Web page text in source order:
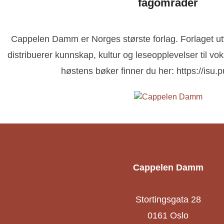
Kommunikasjonsansvarlig barnebøker +
fagområder
Cappelen Damm er Norges største forlag. Forlaget
distribuerer kunnskap, kultur og leseopplevelser til
høstens bøker finner du her: https://
Cappelen Damm
Stortingsgata 28
0161 Oslo